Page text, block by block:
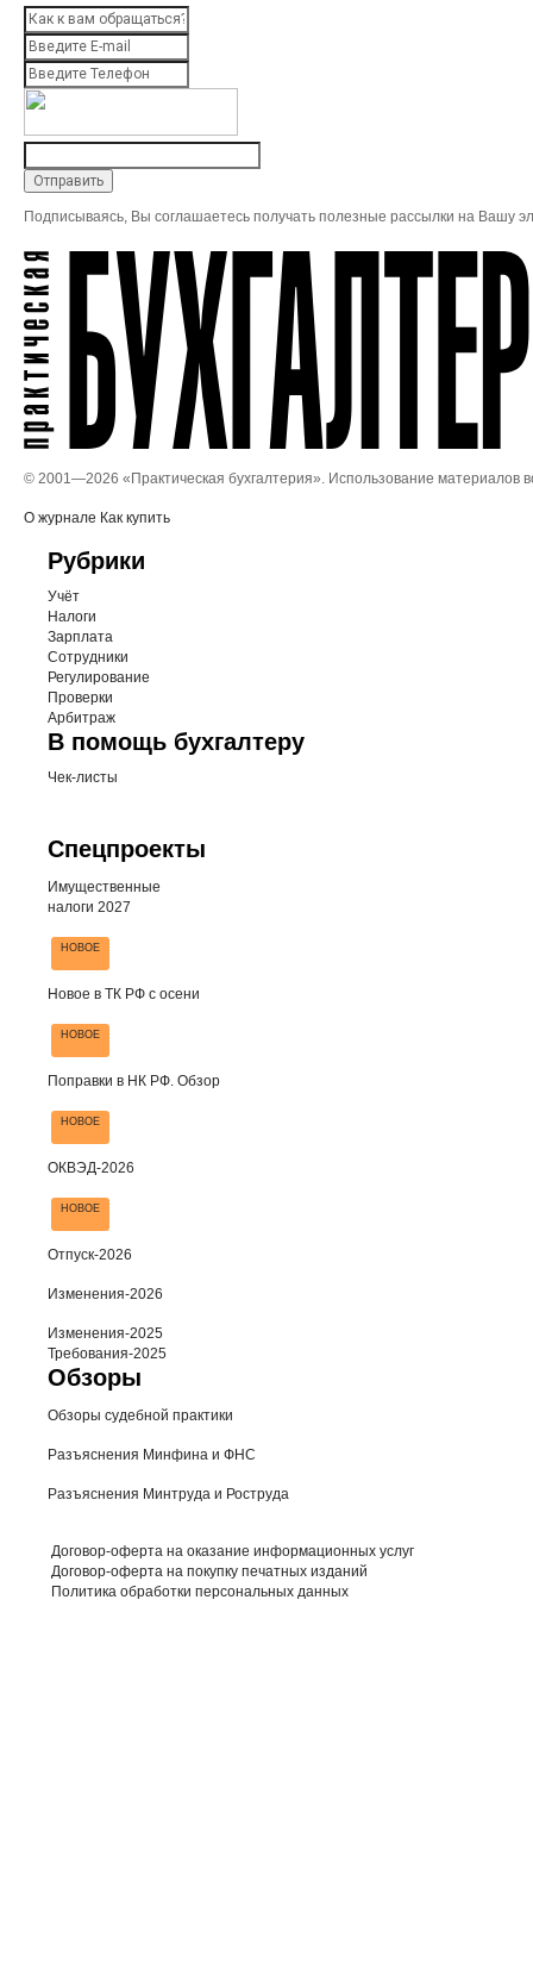
Подписываясь, Вы соглашаетесь получать полезные рассылки на Вашу
© 2001—2026 «Практическая бухгалтерия». Использование
О журнале Как купить
Рубрики
Учёт
Налоги
Зарплата
Сотрудники
Регулирование
Проверки
Арбитраж
В помощь бухгалтеру
Чек-листы
Спецпроекты
Имущественные
налоги 2027
НОВОЕ
Новое в ТК РФ с осени
НОВОЕ
Поправки в НК РФ. Обзор
НОВОЕ
ОКВЭД-2026
НОВОЕ
Отпуск-2026
Изменения-2026
Изменения-2025
Требования-2025
Обзоры
Обзоры судебной практики
Разъяснения Минфина и ФНС
Разъяснения Минтруда и Роструда
Договор-оферта на оказание информационных услуг
Договор-оферта на покупку печатных изданий
Политика обработки персональных данных